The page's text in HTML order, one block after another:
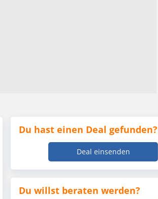
Du hast einen Deal gefunden?
Deal einsenden
Du willst beraten werden?